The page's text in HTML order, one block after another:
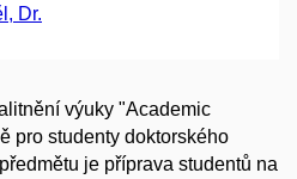
Dr.
výuky "Academic
pro studenty doktorského
je příprava studentů na